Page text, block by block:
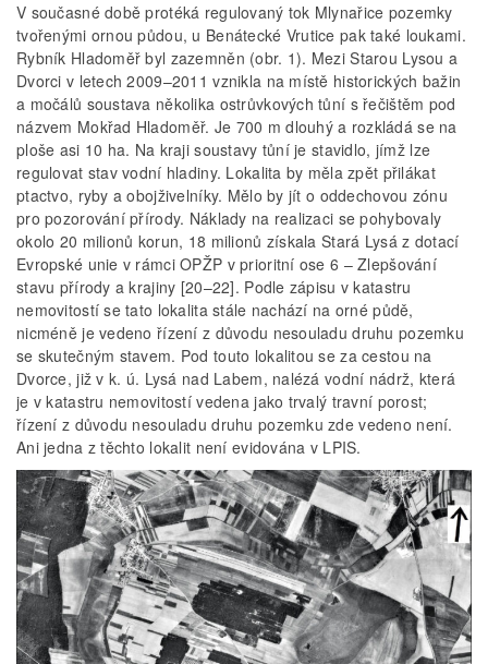
V současné době protéká regulovaný tok Mlynařice pozemky
tvořenými ornou půdou, u Benátecké Vrutice pak také loukami.
Rybník Hladoměř byl zazemněn (obr. 1). Mezi Starou Lysou a
Dvorci v letech 2009–2011 vznikla na místě historických bažin
a močálů soustava několika ostrůvkových tůní s řečištěm pod
názvem Mokřad Hladoměř. Je 700 m dlouhý a rozkládá se na
ploše asi 10 ha. Na kraji soustavy tůní je stavidlo, jímž lze
regulovat stav vodní hladiny. Lokalita by měla zpět přilákat
ptactvo, ryby a obojživelníky. Mělo by jít o oddechovou zónu
pro pozorování přírody. Náklady na realizaci se pohybovaly
okolo 20 milionů korun, 18 milionů získala Stará Lysá z dotací
Evropské unie v rámci OPŽP v prioritní ose 6 – Zlepšování
stavu přírody a krajiny [20–22]. Podle zápisu v katastru
nemovitostí se tato lokalita stále nachází na orné půdě,
nicméně je vedeno řízení z důvodu nesouladu druhu pozemku
se skutečným stavem. Pod touto lokalitou se za cestou na
Dvorce, již v k. ú. Lysá nad Labem, nalézá vodní nádrž, která
je v katastru nemovitostí vedena jako trvalý travní porost;
řízení z důvodu nesouladu druhu pozemku zde vedeno není.
Ani jedna z těchto lokalit není evidována v LPIS.